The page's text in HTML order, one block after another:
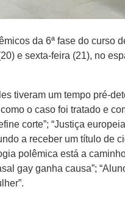
da 6ª fase do curso
e sexta-feira (21), no
tiveram um tempo pré-
o caso foi tratado e
corte”; “Justiça
a receber um título de
polêmica está a
gay ganha causa”;